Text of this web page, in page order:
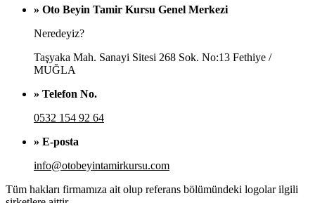
» Oto Beyin Tamir Kursu Genel Merkezi
Neredeyiz?
Taşyaka Mah. Sanayi Sitesi 268 Sok. No:13 Fethiye /
MUĞLA
» Telefon No.
0532 154 92 64
» E-posta
info@otobeyintamirkursu.com
Tüm hakları firmamıza ait olup referans bölümündeki logolar ilgili